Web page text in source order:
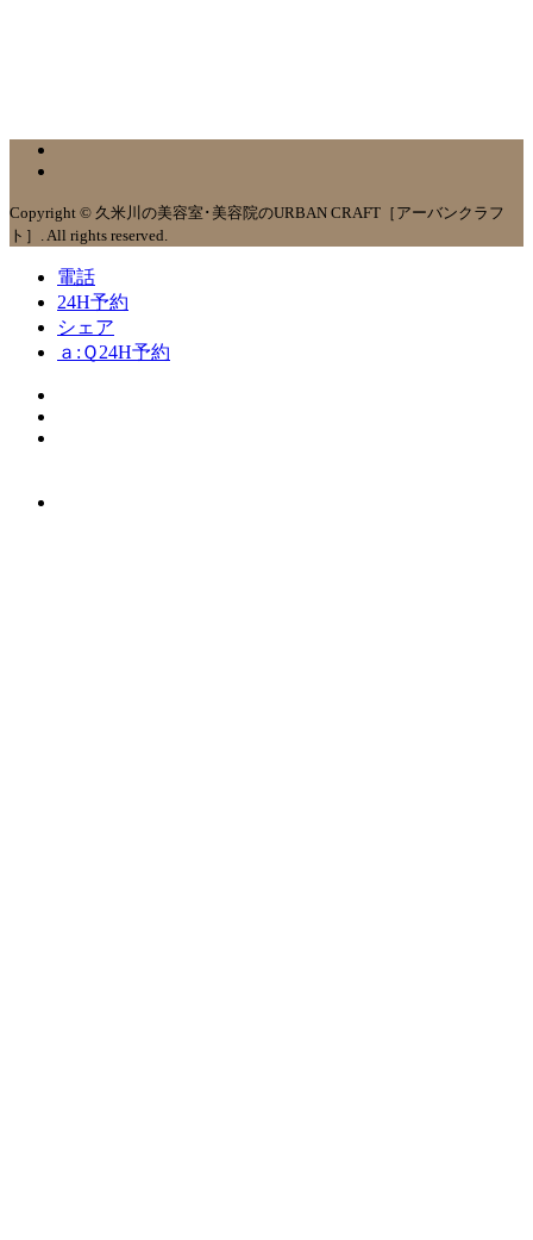
Copyright © 久米川の美容室･美容院のURBAN CRAFT［アーバンクラフ
ト］. All rights reserved.
電話
24H予約
シェア
ａ:Ｑ24H予約